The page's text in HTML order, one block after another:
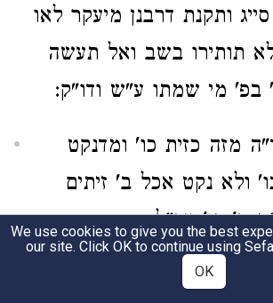
ותקנת דרבנן מיעקר לאו
תותירו בשב ואל תעשה
בפ' מי שמתו ע"ש ודו"ק:
מזה כזית כו' ומדנקט
ולא נקט אכל ב' זיתים
ב' כו' עכ"לובס"פ אותו
תלמודא לזה ובעי
We use cookies to give you the best
our site. Click OK to continue using
OK